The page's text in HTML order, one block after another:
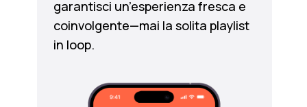
garantisci un’esperienza fresca e
coinvolgente—mai la solita playlist
in loop.